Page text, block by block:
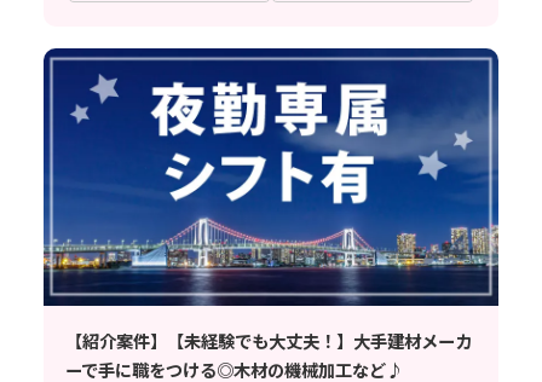
【紹介案件】【未経験でも大丈夫！】大手建材メーカ
ーで手に職をつける◎木材の機械加工など♪